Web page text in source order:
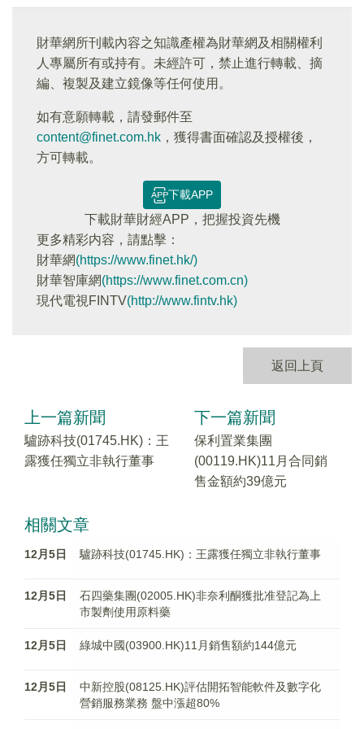
財華網所刊載內容之知識產權為財華網及相關權利
人專屬所有或持有。未經許可，禁止進行轉載、摘
編、複製及建立鏡像等任何使用。
如有意願轉載，請發郵件至
content@finet.com.hk ，獲得書面確認及授權後，
方可轉載。
下載APP
下載財華財經APP，把握投資先機
更多精彩内容，請點擊：
財華網(https://www.finet.hk/)
財華智庫網(https://www.finet.com.cn)
現代電視FINTV(http://www.fintv.hk)
返回上頁
上一篇新聞
驢跡科技(01745.HK)：王
露獲任獨立非執行董事
下一篇新聞
保利置業集團
(00119.HK)11月合同銷
售金額約39億元
相關文章
12月5日 驢跡科技(01745.HK)：王露獲任獨立非執行董事
12月5日
石四藥集團(02005.HK)非奈利酮獲批准登記為上
市製劑使用原料藥
12月5日 綠城中國(03900.HK)11月銷售額約144億元
12月5日
中新控股(08125.HK)評估開拓智能軟件及數字化
營銷服務業務 盤中漲超80%